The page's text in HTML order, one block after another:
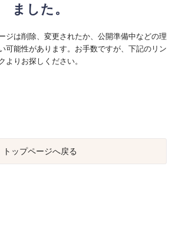
ました。
ジは削除、変更されたか、公開準備中などの理
可能性があります。お手数ですが、下記のリン
よりお探しください。
トップページへ戻る